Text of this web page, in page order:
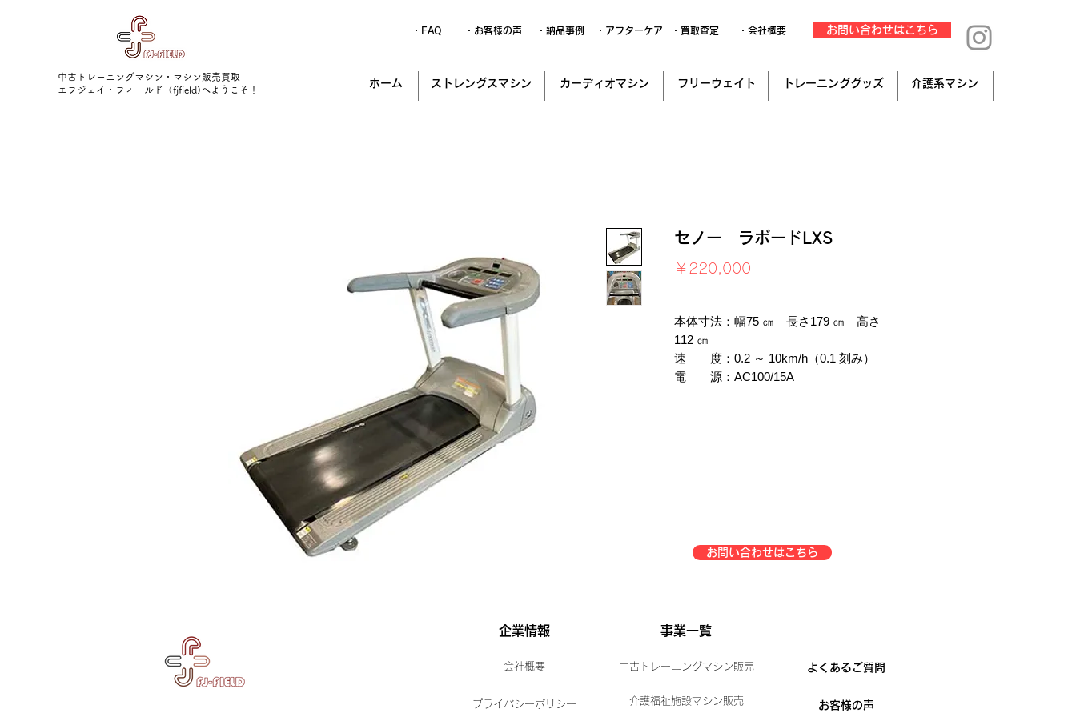
中古トレーニングマシン・マシン販売買取
​エフジェイ・フィールド（fjfield)へようこそ！
・FAQ ・お客様の声 ・納品事例 ・アフターケア ・買取査定 ・会社概要 お問い合わせはこちら
ホーム ストレングスマシン カーディオマシン フリーウェイト トレーニンググッズ 介護系マシン
セノー ラボードLXS
￥220,000
本体寸法：幅75 ㎝ 長さ179 ㎝ 高さ
112 ㎝
速 度：0.2 ～ 10km/h（0.1 刻み）
電 源：AC100/15A
お問い合わせはこちら
企業情報 事業一覧
会社概要 中古トレーニングマシン販売 よくあるご質問
プライバシーポリシー 介護福祉施設マシン販売 お客様の声